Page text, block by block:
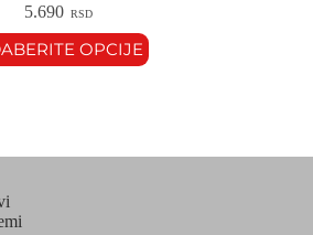
5.690 RSD
OPCIJE